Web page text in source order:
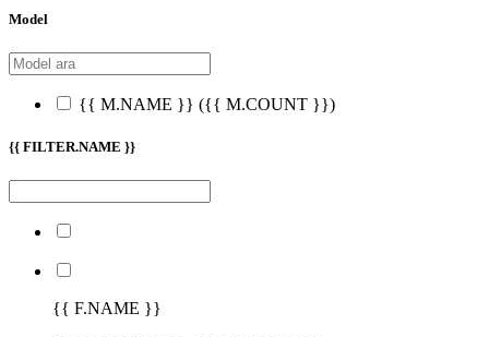
Model
{{ M.NAME }} ({{ M.COUNT }})
{{ FILTER.NAME }}
{{ F.NAME }}